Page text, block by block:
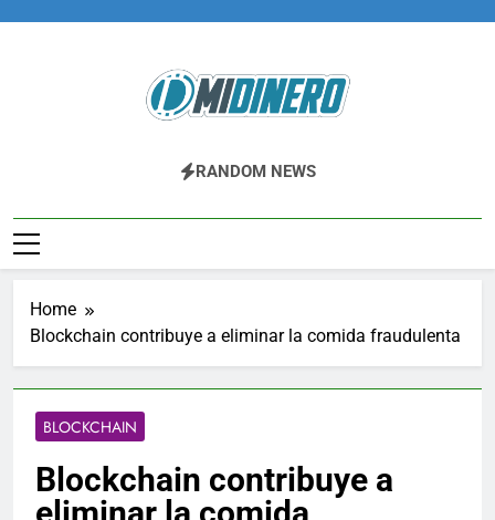
Midinero.co
Fintech, Criptomonedas
RANDOM NEWS
Home
Blockchain contribuye a eliminar la comida fraudulenta
BLOCKCHAIN
Blockchain contribuye a